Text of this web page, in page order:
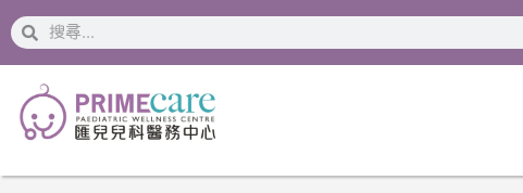
搜
索
搜
索